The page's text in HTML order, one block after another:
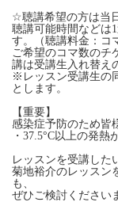
☆聴講希望の方は当
聴講可能時間などは
す。（聴講料金：コ
ご希望のコマ数のチ
講は受講生入れ替え
※レッスン受講生の
とします。
【重要】
感染症予防のため皆
・37.5°C以上の発熱
レッスンを受講した
菊地裕介のレッスン
も、
ぜひご検討ください